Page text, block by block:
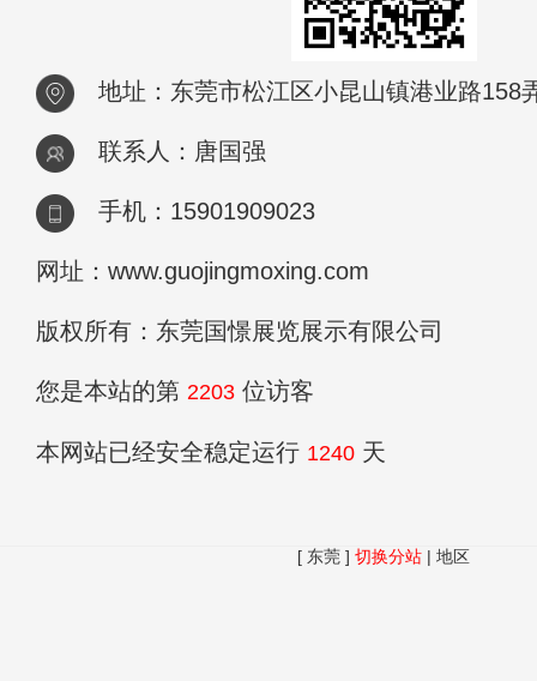
地址：东莞市松江区小昆山镇港业路158
联系人：唐国强
手机：15901909023
网址：www.guojingmoxing.com
版权所有：东莞国憬展览展示有限公司
您是本站的第 2203 位访客
本网站已经安全稳定运行 1240 天
[ 东莞 ] 切换分站 | 地区